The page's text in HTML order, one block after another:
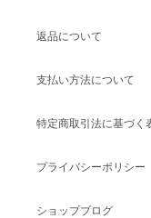
返品について
支払い方法について
特定商取引法に基づく
プライバシーポリシー
ショップブログ